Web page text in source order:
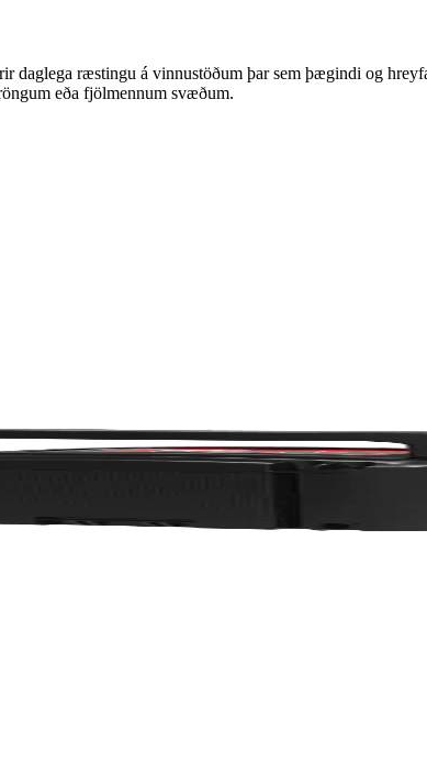
ræstingu á vinnustöðum þar sem þægindi og
eða fjölmennum svæðum.